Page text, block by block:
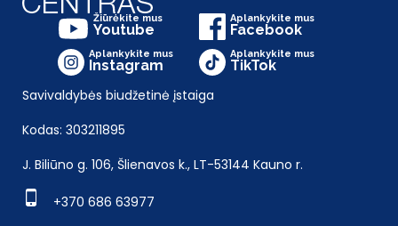
Žiūrėkite mus
Youtube
Aplankykite mus
Facebook
Aplankykite mus
Instagram
Aplankykite mus
TikTok
Savivaldybės biudžetinė įstaiga
Kodas: 303211895
J. Biliūno g. 106, Šlienavos k., LT-53144 Kauno r.
+370 686 63977